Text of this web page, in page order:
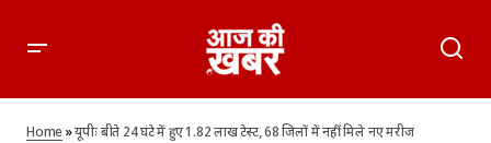
यूपीः बीते 24 घंटे में हुए 1.82 लाख टेस्ट, 68 जिलों में नहीं मिले नए मरीज
Home»यूपीः बीते 24 घंटे में हुए 1.82 लाख टेस्ट, 68 जिलों में नहीं मिले नए मरीज